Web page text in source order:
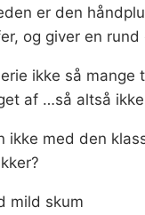
er den
og giver en
ikke så
af …så altså
med den
mild skum